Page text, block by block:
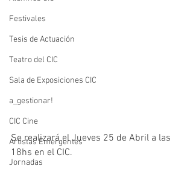
Festivales
Tesis de Actuación
Teatro del CIC
Sala de Exposiciones CIC
a_gestionar!
CIC Cine
Artistas Emergentes
Jornadas
Se realizará el Jueves 25 de Abril a las
18hs en el CIC.